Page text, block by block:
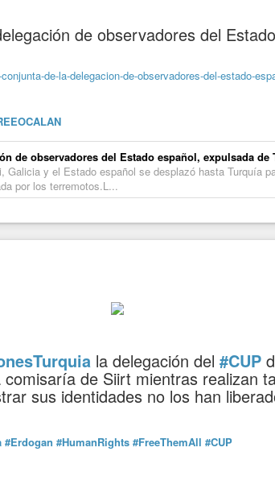
de observadores del
de-la-delegacion-de-observadores-del-estado-
de observadores del Estado español, expulsada de
Galicia y el Estado español se desplazó hasta Turquía
por los terremotos.L...
la delegación del #CUP
de Siirt mientras realizan
sus identidades no los han
#Erdogan #HumanRights #FreeThemAll #CUP